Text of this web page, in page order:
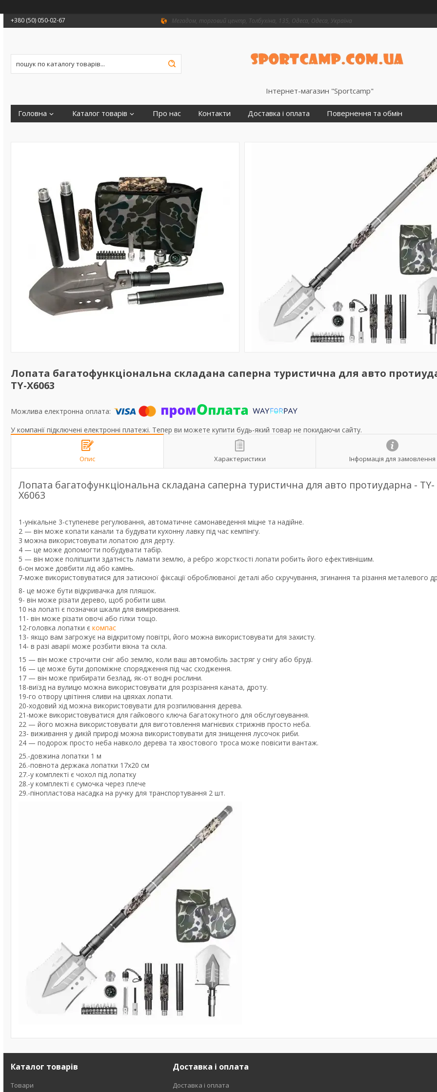
+380 (50) 050-02-67 Мегадом, торговий центр, Толбухіна, 135, Одеса, Одеса, Україна
Інтернет-магазин "Sportcamp"
Головна Каталог товарів Про нас Контакти Доставка і оплата Повернення та обмін
Лопата багатофункціональна складана саперна туристична для авто
TY-X6063
У компанії підключені електронні платежі. Тепер ви можете купити будь-який товар не покидаючи сайту.
Опис Характеристики Інформація для замовлення
Лопата багатофункціональна складана саперна туристична для авто протиударна - TY-
X6063
1-унікальне 3-ступеневе регулювання, автоматичне самонаведення міцне та надійне.
2 — він може копати канали та будувати кухонну лавку під час кемпінгу.
3 можна використовувати лопатою для дерту.
4 — це може допомогти побудувати табір.
5 — він може поліпшити здатність ламати землю, а ребро жорсткості лопати робить його ефективнішим.
6-он може довбити лід або камінь.
7-може використовуватися для затискної фіксації оброблюваної деталі або скручування, згинання та різання металевого
8- це може бути відкривачка для пляшок.
9- він може різати дерево, щоб робити шви.
10 на лопаті є позначки шкали для вимірювання.
11- він може різати овочі або гілки тощо.
12-головка лопатки є компас
13- якщо вам загрожує на відкритому повітрі, його можна використовувати для захисту.
14- в разі аварії може розбити вікна та скла.
15 — він може строчити сніг або землю, коли ваш автомобіль застряг у снігу або бруді.
16 — це може бути допоміжне спорядження під час сходження.
17 — він може прибирати безлад, як-от водні рослини.
18-виїзд на вулицю можна використовувати для розрізання каната, дроту.
19-го отвору цвітіння сливи на цвяхах лопати.
20-ходовий хід можна використовувати для розпилювання дерева.
21-може використовуватися для гайкового ключа багатокутного для обслуговування.
22 — його можна використовувати для виготовлення магнієвих стрижнів просто неба.
23- виживання у дикій природі можна використовувати для знищення лусочок риби.
24 — подорож просто неба навколо дерева та хвостового троса може повісити вантаж.
25.-довжина лопатки 1 м
26.-повнота держака лопатки 17х20 см
27.-у комплекті є чохол під лопатку
28.-у комплекті є сумочка через плече
29.-пінопластова насадка на ручку для транспортування 2 шт.
Каталог товарів
Товари
Доставка і оплата
Доставка і оплата